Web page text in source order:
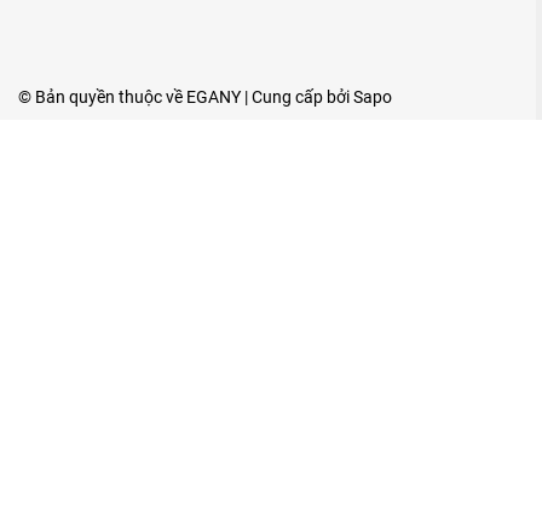
© Bản quyền thuộc về EGANY | Cung cấp bởiSapo